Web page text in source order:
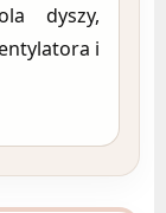
dyszy,
i